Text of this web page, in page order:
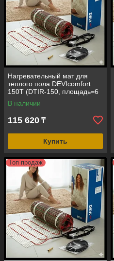
Нагревательный мат для
теплого пола DEVIcomfort
150T (DTIR-150, площадь=6
кв.м, 900 Вт, размер=0,5 м*12
м)
В наличии
115 620 ₸
Купить
Топ продаж